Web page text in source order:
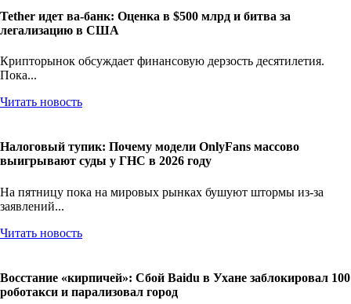
Tether идет ва-банк: Оценка в $500 млрд и битва за
легализацию в США
Крипторынок обсуждает финансовую дерзость десятилетия.
Пока...
Читать новость
Налоговый тупик: Почему модели OnlyFans массово
выигрывают суды у ГНС в 2026 году
На пятницу пока на мировых рынках бушуют штормы из-за
заявлений...
Читать новость
Восстание «кирпичей»: Сбой Baidu в Ухане заблокировал 100
роботакси и парализовал город